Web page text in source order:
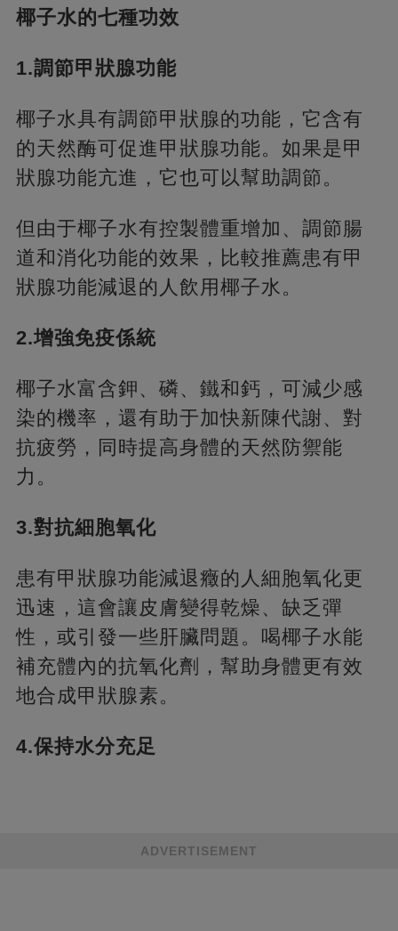
椰子水的七種功效
1.調節甲狀腺功能
椰子水具有調節甲狀腺的功能，它含有
的天然酶可促進甲狀腺功能。如果是甲
狀腺功能亢進，它也可以幫助調節。
但由于椰子水有控製體重增加、調節腸
道和消化功能的效果，比較推薦患有甲
狀腺功能減退的人飲用椰子水。
2.增強免疫係統
椰子水富含鉀、磷、鐵和鈣，可減少感
染的機率，還有助于加快新陳代謝、對
抗疲勞，同時提高身體的天然防禦能
力。
3.對抗細胞氧化
患有甲狀腺功能減退癥的人細胞氧化更
迅速，這會讓皮膚變得乾燥、缺乏彈
性，或引發一些肝臟問題。喝椰子水能
補充體內的抗氧化劑，幫助身體更有效
地合成甲狀腺素。
4.保持水分充足
ADVERTISEMENT